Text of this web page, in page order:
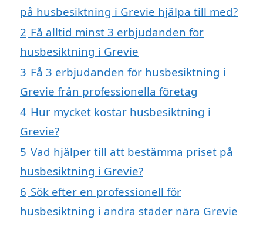
på husbesiktning i Grevie hjälpa till med?
2 Få alltid minst 3 erbjudanden för
husbesiktning i Grevie
3 Få 3 erbjudanden för husbesiktning i
Grevie från professionella företag
4 Hur mycket kostar husbesiktning i
Grevie?
5 Vad hjälper till att bestämma priset på
husbesiktning i Grevie?
6 Sök efter en professionell för
husbesiktning i andra städer nära Grevie